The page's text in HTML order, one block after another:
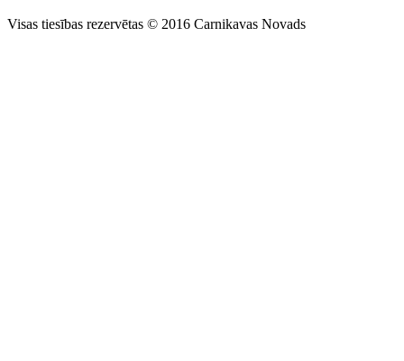
Visas tiesības rezervētas © 2016 Carnikavas Novads